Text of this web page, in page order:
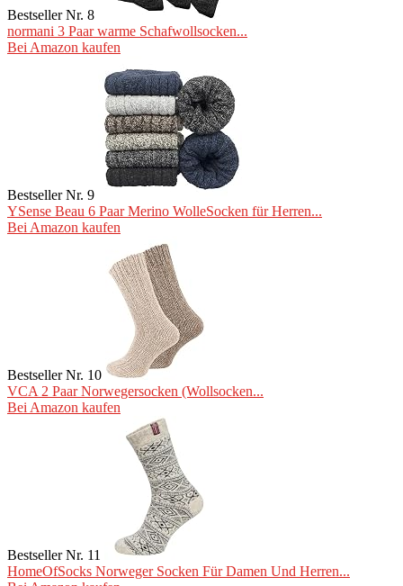
Bestseller Nr. 8
normani 3 Paar warme Schafwollsocken...
Bei Amazon kaufen
Bestseller Nr. 9
YSense Beau 6 Paar Merino WolleSocken für Herren...
Bei Amazon kaufen
Bestseller Nr. 10
VCA 2 Paar Norwegersocken (Wollsocken...
Bei Amazon kaufen
Bestseller Nr. 11
HomeOfSocks Norweger Socken Für Damen Und Herren...